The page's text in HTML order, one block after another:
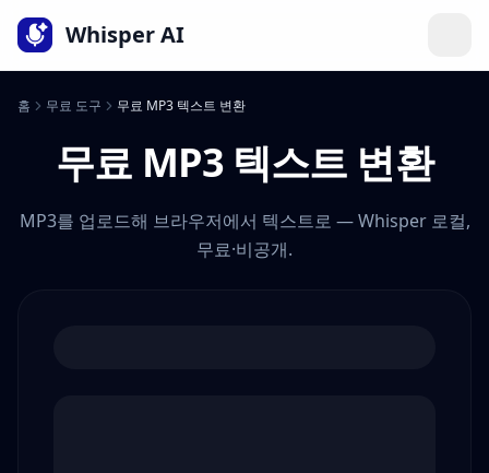
언어
Whisper AI
홈 무료 도구 무료 MP3 텍스트 변환
무료 MP3 텍스트 변환
MP3를 업로드해 브라우저에서 텍스트로 — Whisper 로컬,
무료·비공개.